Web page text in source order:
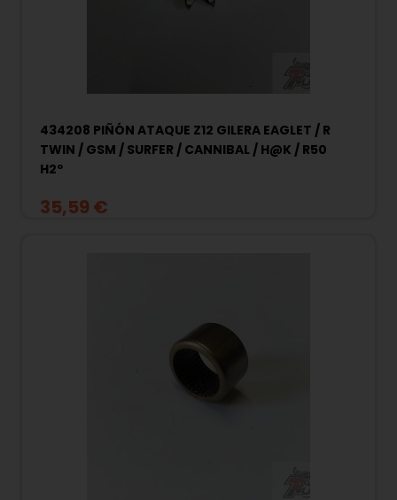
434208 PIÑÓN ATAQUE Z12 GILERA EAGLET / R
TWIN / GSM / SURFER / CANNIBAL / H@K / R50
H2º
35,59 €